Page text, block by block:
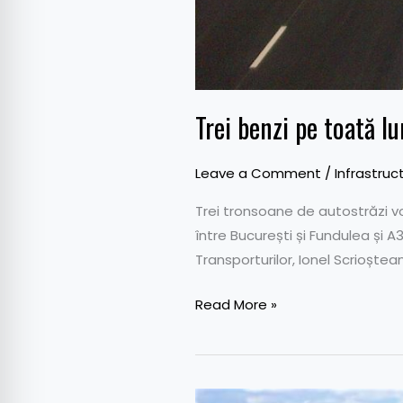
Trei benzi pe toată
Leave a Comment /
Trei tronsoane de autostrăzi
între București și Fundulea și
Transporturilor, Ionel
Read More »